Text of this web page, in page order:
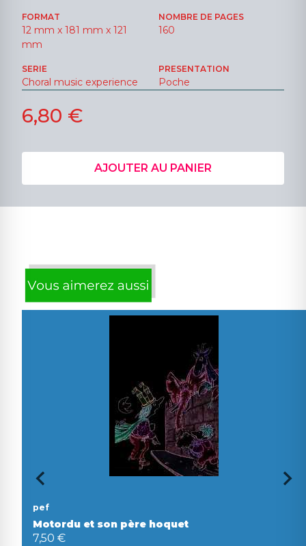
FORMAT
12 mm x 181 mm x 121
mm
NOMBRE DE PAGES
160
SERIE
Choral music experience
PRESENTATION
Poche
6,80 €
AJOUTER AU PANIER
pef
Motordu et son père hoquet
7,50 €